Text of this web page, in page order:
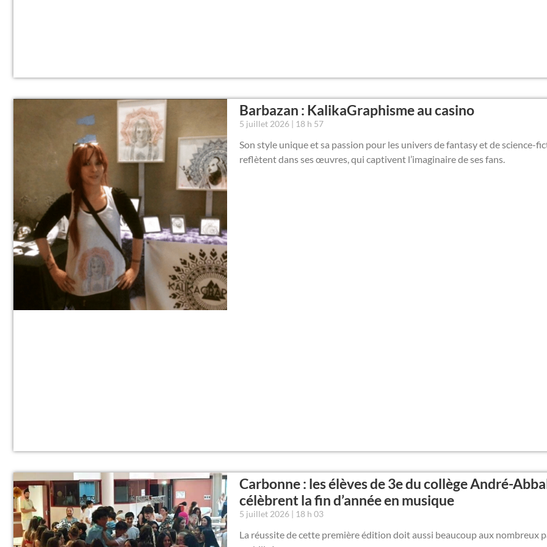
Barbazan : KalikaGraphisme au casino
5 juillet 2026 18 h 57
Son style unique et sa passion pour les univers de fantasy et de science-
reflètent dans ses œuvres, qui captivent l’imaginaire de ses fans.
Carbonne : les élèves de 3e du collège André-
célèbrent la fin d’année en musique
5 juillet 2026 18 h 03
La réussite de cette première édition doit aussi beaucoup aux nombreux